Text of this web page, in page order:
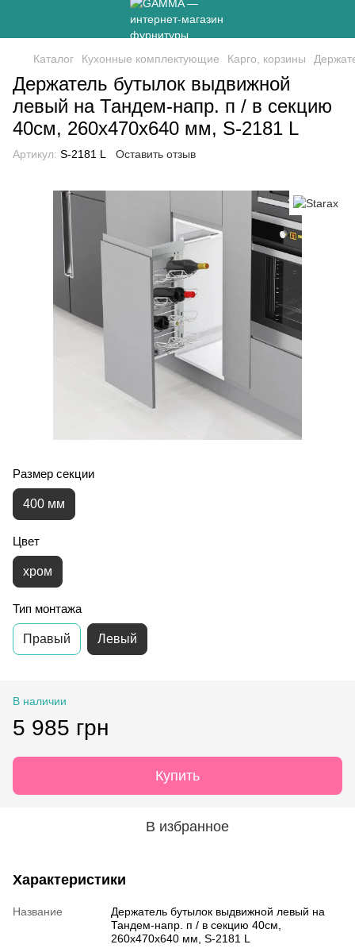
Каталог Кухонные комплектующие Карго, корзины
Держатель бутылок выдвижной
левый на Тандем-напр. п / в секцию
40см, 260х470х640 мм, S-2181 L
Артикул: S-2181 L Оставить отзыв
Размер секции
400 мм
Цвет
хром
Тип монтажа
Правый Левый
В наличии
5 985 грн
Купить
В избранное
Характеристики
Название
Держатель бутылок выдвижной левый на
Тандем-напр. п / в секцию 40см,
260х470х640 мм, S-2181 L